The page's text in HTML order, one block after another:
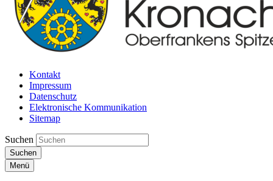
Kontakt
Impressum
Datenschutz
Elektronische Kommunikation
Sitemap
Suchen
Suchen
Menü